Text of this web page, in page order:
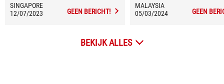
SINGAPORE
12/07/2023
GEEN BERICHT!
MALAYSIA
05/03/2024
GEEN
BEKIJK ALLES